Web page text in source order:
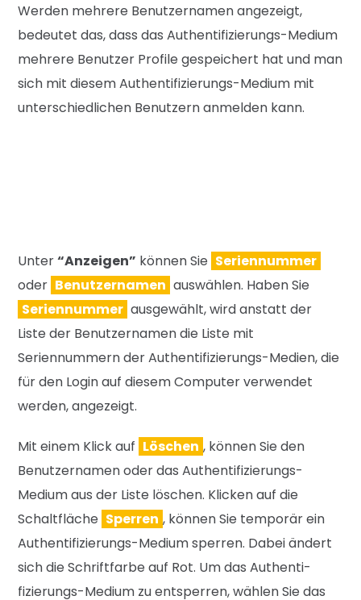
Werden mehrere Benutzernamen angezeigt,
bedeutet das, dass das Authentifizierungs-Medium
mehrere Benutzer Profile gespeichert hat und man
sich mit diesem Authentifizierungs-Medium mit
unterschiedlichen Benutzern anmelden kann.
Unter“Anzeigen” können Sie Seriennummer
oder Benutzernamen auswählen. Haben Sie
Seriennummer ausgewählt, wird anstatt der
Liste der Benutzernamen die Liste mit
Seriennummern der Authentifizierungs-Medien, die
für den Login auf diesem Computer verwendet
werden, angezeigt.
Mit einem Klick auf Löschen , können Sie den
Benutzernamen oder das Authentifizierungs-
Medium aus der Liste löschen. Klicken auf die
Schaltfläche Sperren , können Sie temporär ein
Authentifizierungs-Medium sperren. Dabei ändert
sich die Schriftfarbe auf Rot. Um das Authenti-
fizierungs-Medium zu entsperren, wählen Sie das